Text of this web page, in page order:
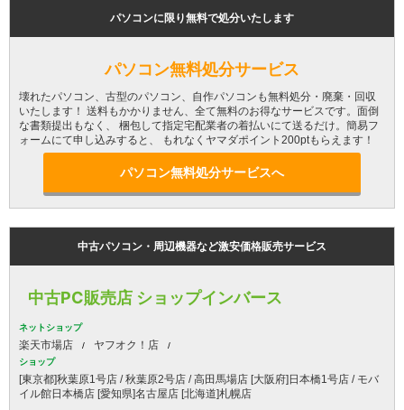
パソコンに限り無料で処分いたします
パソコン無料処分サービス
壊れたパソコン、古型のパソコン、自作パソコンも無料処分・廃棄・回収
いたします！ 送料もかかりません、全て無料のお得なサービスです。面倒
な書類提出もなく、 梱包して指定宅配業者の着払いにて送るだけ。簡易フ
ォームにて申し込みすると、 もれなくヤマダポイント200ptもらえます！
パソコン無料処分サービスへ
中古パソコン・周辺機器など激安価格販売サービス
中古PC販売店 ショップインバース
ネットショップ
楽天市場店 ヤフオク！店
ショップ
[東京都]秋葉原1号店 / 秋葉原2号店 / 高田馬場店 [大阪府]日本橋1号店 / モバ
イル館日本橋店 [愛知県]名古屋店 [北海道]札幌店